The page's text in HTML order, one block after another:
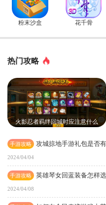
粉末沙盒 花千骨
热门攻略
火影忍者羁绊回城时应注意什么
手游攻略 攻城掠地手游礼包是否
2024/04/04
手游攻略 英雄琴女回蓝装备怎样
2024/04/08